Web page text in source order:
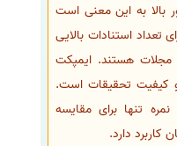
بالا به این معنی است
استنادات بالایی
هستند. ایمپکت
و کیفیت تحقیقات است.
تنها برای مقایسه
دارد.